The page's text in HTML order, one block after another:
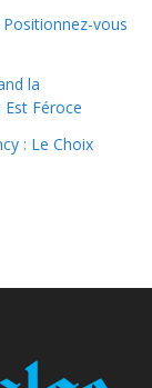
vous
la
Féroce
: Le Choix